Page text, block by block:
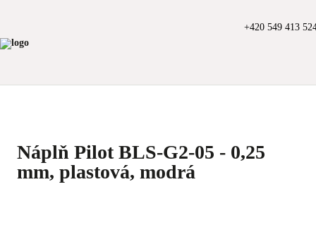
+420 549 413
Náplň Pilot BLS-G2-05 - 0,25
mm, plastová, modrá